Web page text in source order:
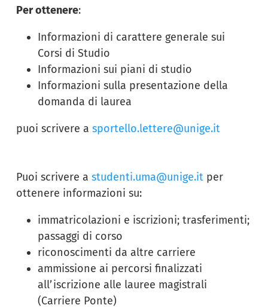
Per ottenere:
Informazioni di carattere generale sui
Corsi di Studio
Informazioni sui piani di studio
Informazioni sulla presentazione della
domanda di laurea
puoi scrivere a sportello.lettere@unige.it
Puoi scrivere a studenti.uma@unige.it per
ottenere informazioni su:
immatricolazioni e iscrizioni; trasferimenti;
passaggi di corso
riconoscimenti da altre carriere
ammissione ai percorsi finalizzati
all’iscrizione alle lauree magistrali
(Carriere Ponte)